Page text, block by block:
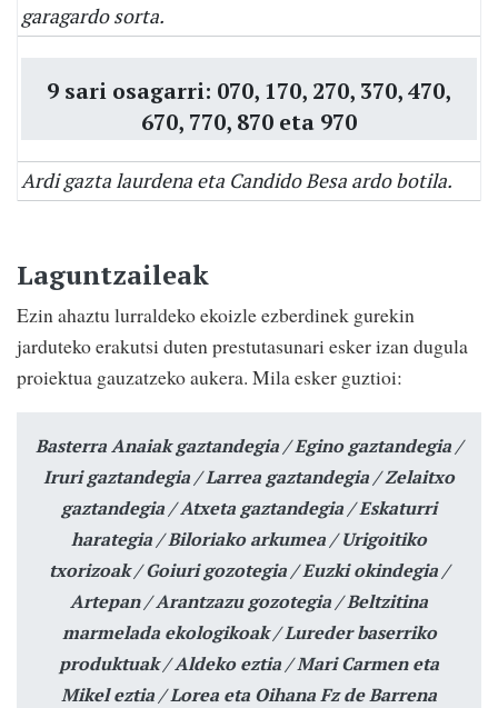
garagardo sorta.
9 sari osagarri: 070, 170, 270, 370, 470,
670, 770, 870 eta 970
Ardi gazta laurdena eta Candido Besa ardo botila.
Laguntzaileak
Ezin ahaztu lurraldeko ekoizle ezberdinek gurekin
jarduteko erakutsi duten prestutasunari esker izan dugula
proiektua gauzatzeko aukera. Mila esker guztioi:
Basterra Anaiak gaztandegia / Egino gaztandegia /
Iruri gaztandegia / Larrea gaztandegia / Zelaitxo
gaztandegia / Atxeta gaztandegia / Eskaturri
harategia / Biloriako arkumea / Urigoitiko
txorizoak / Goiuri gozotegia / Euzki okindegia /
Artepan / Arantzazu gozotegia / Beltzitina
marmelada ekologikoak / Lureder baserriko
produktuak / Aldeko eztia / Mari Carmen eta
Mikel eztia / Lorea eta Oihana Fz de Barrena